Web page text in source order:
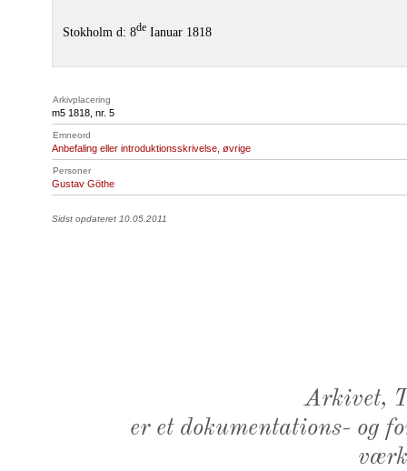
Stokholm d: 8de Ianuar 1818
Arkivplacering
m5 1818, nr. 5
Emneord
Anbefaling eller introduktionsskrivelse, øvrige
Personer
Gustav Göthe
Sidst opdateret 10.05.2011
Arkivet,
er et dokumentations- og